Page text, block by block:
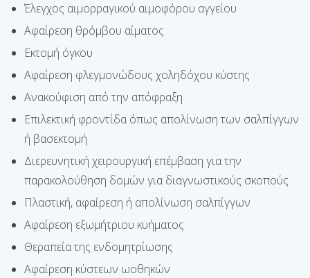
Έλεγχος αιμορραγικού αιμοφόρου αγγείου
Αφαίρεση θρόμβου αίματος
Εκτομή όγκου
Αφαίρεση φλεγμονώδους χοληδόχου κύστης
Ανακούφιση από την απόφραξη
Επιλεκτική φροντίδα όπως απολίνωση των σαλπίγγων
ή βασεκτομή
Διερευνητική χειρουργική επέμβαση για την
παρακολούθηση δομών για διαγνωστικούς σκοπούς
Πλαστική, αφαίρεση ή απολίνωση σαλπίγγων
Αφαίρεση εξωμήτριου κυήματος
Θεραπεία της ενδομητρίωσης
Αφαίρεση κύστεων ωοθηκών